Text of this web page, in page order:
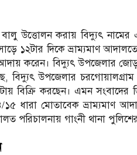
উত্তোলন করায় বিদ্যুৎ নামের
১২টার দিকে ভ্রাম্যমাণ
করেন। বিদ্যুৎ উপজেলার
বিদ্যুৎ উপজেলার চরগোয়ালগ্রাম
বিক্রি করছেন। এমন সংবাদের
মোতাবেক ভ্রাম্যমাণ
পরিচালনায় গাংনী থানা